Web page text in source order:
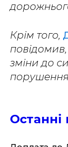
Крім того,
зміни до